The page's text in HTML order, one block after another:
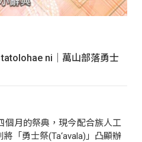
tatolohae ni｜萬山部落勇士
個月的祭典，現今配合族人工
「勇士祭(Ta‘avala)」凸顯辦